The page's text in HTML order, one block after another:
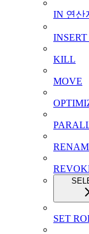
IN 연산
KILL
MOVE
SET